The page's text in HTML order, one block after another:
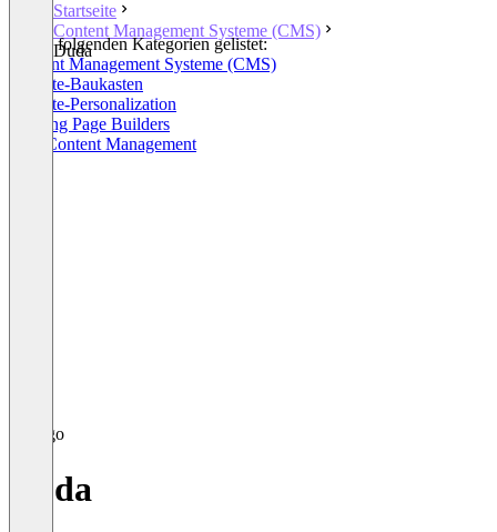
Startseite
Content Management Systeme (CMS)
Duda
In den folgenden Kategorien gelistet:
Content Management Systeme (CMS)
Website-Baukasten
Website-Personalization
Landing Page Builders
Web Content Management
Duda